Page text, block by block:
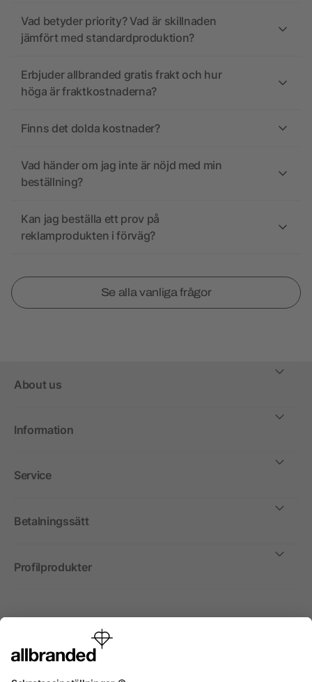
Vad betyder priority? Vad är skillnaden
jämfört med standardproduktion?
Erbjuder allbranded gratis frakt och hur
höga är fraktkostnaderna?
Finns det dolda kostnader?
Vad händer om jag inte är nöjd med min
beställning?
Kan jag beställa ett prov på
reklamprodukten i förväg?
Se alla vanliga frågor
About us
Information
Service
Betalningssätt
Profilprodukter
Internationellt